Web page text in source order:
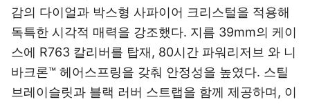
감의 다이얼과 박스형 사파이어 크리스털을 적용해
독특한 시각적 매력을 강조했다. 지름 39mm의 케이
스에 R763 칼리버를 탑재, 80시간 파워리저브 와 니
바크론™ 헤어스프링을 갖춰 안정성을 높였다. 스틸
브레이슬릿과 블랙 러버 스트랩을 함께 제공하며, 이